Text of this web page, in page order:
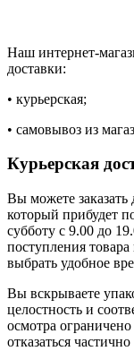
Наш интернет-
доставки:
• курьерская;
• самовывоз из
Курьерская
Вы можете заказать
который прибудет
субботу с 9.00 до
поступления
выбрать удобное
Вы вскрываете
целостность и
осмотра
отказаться